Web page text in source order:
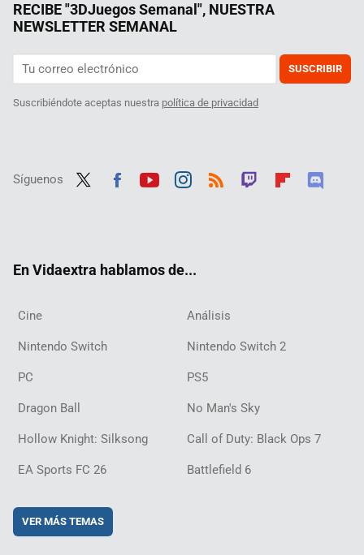
RECIBE "3DJuegos Semanal", NUESTRA
NEWSLETTER SEMANAL
SUSCRIBIR
Suscribiéndote aceptas nuestra política de privacidad
Síguenos
En Vidaextra hablamos de...
Cine Análisis
Nintendo Switch Nintendo Switch 2
PC PS5
Dragon Ball No Man's Sky
Hollow Knight: Silksong Call of Duty: Black Ops 7
EA Sports FC 26 Battlefield 6
VER MÁS TEMAS